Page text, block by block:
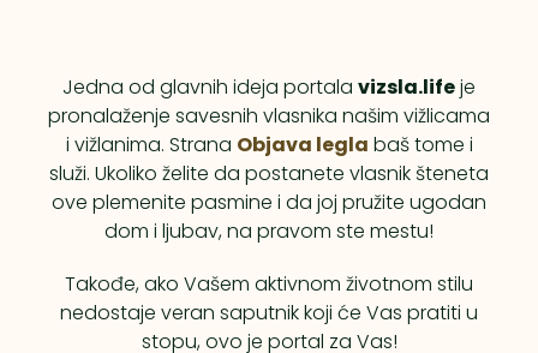
Jedna od glavnih ideja portala vizsla.lifeje
pronalaženje savesnih vlasnika našim vižlicama
i vižlanima. Strana Objava legla baš tome i
služi. Ukoliko želite da postanete vlasnik šteneta
ove plemenite pasmine i da joj pružite ugodan
dom i ljubav, na pravom ste mestu!
Takođe, ako Vašem aktivnom životnom stilu
nedostaje veran saputnik koji će Vas pratiti u
stopu, ovo je portal za Vas!